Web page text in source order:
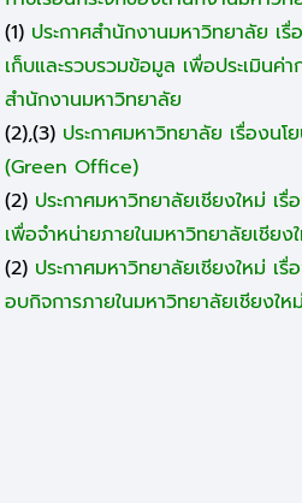
(1) ประกาศสำนักงานมหาวิทยาลัย เ
เก็บและรวบรวมข้อมูล เพื่อประเมินค่
สำนักงานมหาวิทยาลัย
(2),(3) ประกาศมหาวิทยาลัย เรื่องนโ
(Green Office)
(2) ประกาศมหาวิทยาลัยเชียงใหม่ เรื่
เพื่อจำหน่ายภายในมหาวิทยาลัยเชียง
(2) ประกาศมหาวิทยาลัยเชียงใหม่ เ
อบกิจการภายในมหาวิทยาลัยเชียงให